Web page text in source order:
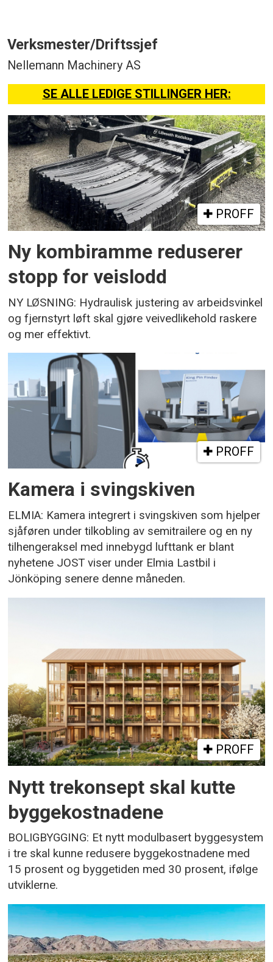
Verksmester/Driftssjef
Nellemann Machinery AS
SE ALLE LEDIGE STILLINGER HER:
PROFF
Ny kombiramme reduserer
stopp for veislodd
NY LØSNING: Hydraulisk justering av arbeidsvinkel
og fjernstyrt løft skal gjøre veivedlikehold raskere
og mer effektivt.
PROFF
Kamera i svingskiven
ELMIA: Kamera integrert i svingskiven som hjelper
sjåføren under tilkobling av semitrailere og en ny
tilhengeraksel med innebygd lufttank er blant
nyhetene JOST viser under Elmia Lastbil i
Jönköping senere denne måneden.
PROFF
Nytt trekonsept skal kutte
byggekostnadene
BOLIGBYGGING: Et nytt modulbasert byggesystem
i tre skal kunne redusere byggekostnadene med
15 prosent og byggetiden med 30 prosent, ifølge
utviklerne.